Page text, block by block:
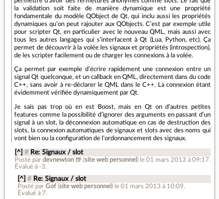
la validation soit faite de manière dynamique est une propriété
fondamentale du modèle QObject de Qt, qui inclu aussi les propriétés
dynamiques qu’on peut rajouter aux QObjects. C’est par exemple utile
pour scripter Qt, en particulier avec le nouveau QML, mais aussi avec
tous les autres langages qui s’interfacent à Qt (Lua, Python, etc). Ça
permet de découvrir à la volée les signaux et propriétés (introspection),
de les scripter facilement ou de charger les connexions à la volée.
Ça permet par exemple d’écrire rapidement une connexion entre un
signal Qt quelconque, et un callback en QML, directement dans du code
C++, sans avoir à re-déclarer le QML dans le C++. La connexion étant
évidemment vérifiée dynamiquement par Qt.
Je sais pas trop où en est Boost, mais en Qt on d’autres petites
features comme la possibilité d’ignorer des arguments en passant d’un
signal à un slot, la déconnexion automatique en cas de destruction des
slots, la connexion automatiques de signaux et slots avec des noms qui
vont bien ou la configuration de l’ordonnancement des signaux.
[^] # Re: Signaux / slot
Posté par devnewton 🍺 (site web personnel ) le 01 mars 2013 à 09:17.
Évalué à -3.
[^] # Re: Signaux / slot
Posté parGof (site web personnel ) le 01 mars 2013 à 10:09.
Évalué à7.